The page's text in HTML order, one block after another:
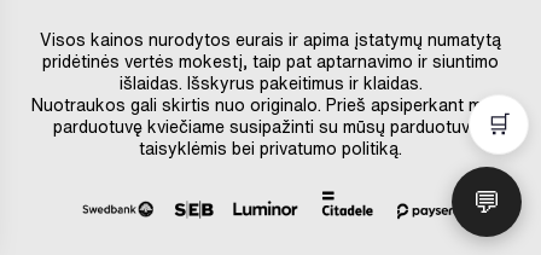
Visos kainos nurodytos eurais ir apima įstatymų numatytą
pridėtinės vertės mokestį, taip pat aptarnavimo ir siuntimo
išlaidas. Išskyrus pakeitimus ir klaidas.
Nuotraukos gali skirtis nuo originalo. Prieš apsiperkant mūsų
parduotuvę kviečiame susipažinti su mūsų parduotuvės
taisyklėmis bei privatumo politiką.
🛒
💬